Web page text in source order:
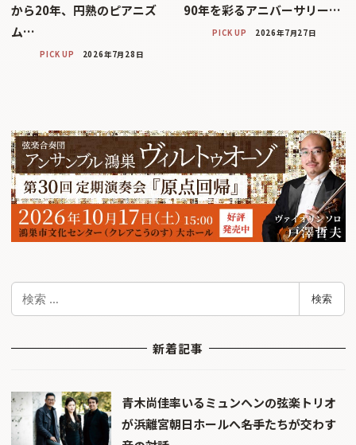
から20年、円熟のピアニズ
ム…
PICK UP 2026年7月28日
90年を彩るアニバーサリー…
PICK UP 2026年7月27日
検
検索
新着記事
青木尚佳率いるミュンヘンの弦楽トリオ
が浜離宮朝日ホールへ――名手たちが交わす